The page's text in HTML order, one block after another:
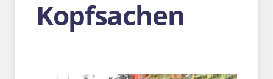
Kopfsachen